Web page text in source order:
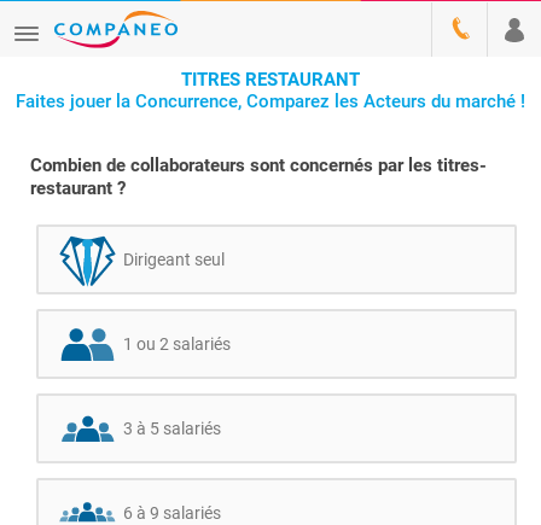
TITRES RESTAURANT
Faites jouer la Concurrence, Comparez les Acteurs du marché !
Combien de collaborateurs sont concernés par les titres-
restaurant ?
Dirigeant seul
1 ou 2 salariés
3 à 5 salariés
6 à 9 salariés